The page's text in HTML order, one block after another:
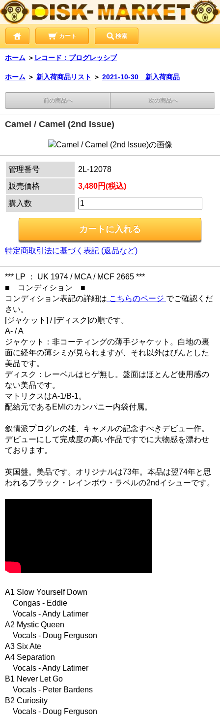
カート 検索
ホーム ＞ レコード：プログレッシブ
ホーム ＞ 新入荷商品リスト ＞ 2021-10-30 新入荷商品
前の商品へ 次の商品へ
Camel / Camel (2nd Issue)
管理番号
2L-12078
販売価格
3,480円(税込)
購入数
特定商取引法に基づく表記 (返品など)
*** LP ： UK 1974 / MCA / MCF 2665 ***
■ コンディション ■
コンディション表記の詳細は こちらのページ でご確認くだ
さい。
[ジャケット] / [ディスク]の順です。
A- / A
ジャケット：非コーティングの薄手ジャケット。白地の裏
面に経年の薄シミが見られますが、それ以外はぴんとした
美品です。
ディスク：レーベルはヒゲ無し。盤面はほとんど使用感の
ない美品です。
マトリクスはA-1/B-1。
配給元であるEMIのカンパニー内袋付属。
叙情派プログレの雄、キャメルの記念すべきデビュー作。
デビューにして完成度の高い作品ですでに大物感を漂わせ
ております。
英国盤。美品です。オリジナルは73年。本品は翌74年と思
われるブラック・レインボウ・ラベルの2ndイシューです。
A1 Slow Yourself Down
Congas - Eddie
Vocals - Andy Latimer
A2 Mystic Queen
Vocals - Doug Ferguson
A3 Six Ate
A4 Separation
Vocals - Andy Latimer
B1 Never Let Go
Vocals - Peter Bardens
B2 Curiosity
Vocals - Doug Ferguson